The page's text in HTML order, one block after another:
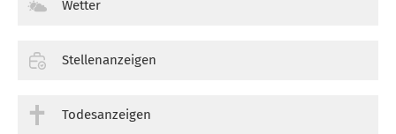
Wetter
Stellenanzeigen
Todesanzeigen